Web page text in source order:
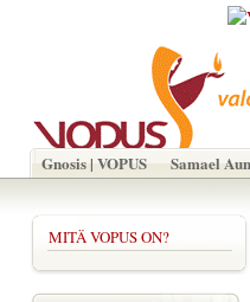
Gnosis | VOPUS Samael
MITÄ VOPUS ON?